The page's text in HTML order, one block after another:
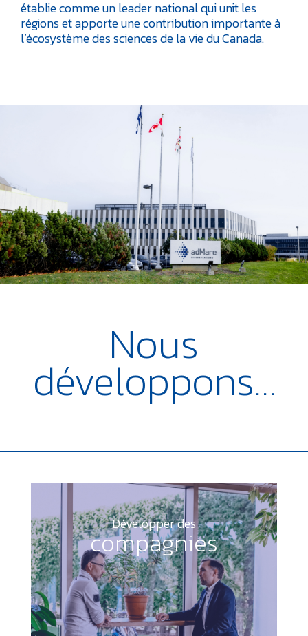
établie comme un leader national qui unit les
régions et apporte une contribution importante à
l’écosystème des sciences de la vie du Canada.
Nous
développons…
Développer des
compagnies